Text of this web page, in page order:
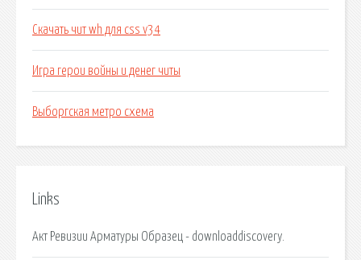
Скачать чит wh для css v34
Игра герои войны и денег читы
Выборгская метро схема
Links
Акт Ревизии Арматуры Образец - downloaddiscovery.